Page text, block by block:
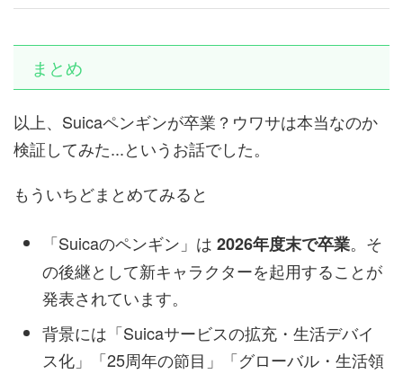
まとめ
以上、Suicaペンギンが卒業？ウワサは本当なのか
検証してみた...というお話でした。
もういちどまとめてみると
「Suicaのペンギン」は 2026年度末で卒業。そ
の後継として新キャラクターを起用することが
発表されています。
背景には「Suicaサービスの拡充・生活デバイ
ス化」「25周年の節目」「グローバル・生活領